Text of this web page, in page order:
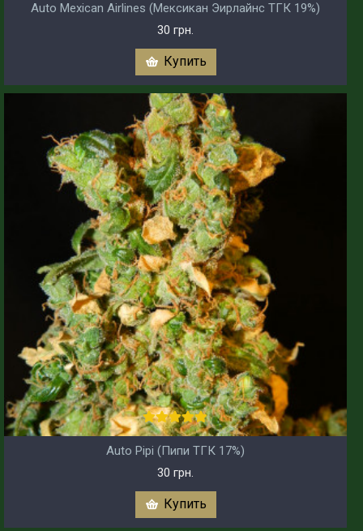
Auto Mexican Airlines (Мексикан Эирлайнс ТГК 19%)
30 грн.
Купить
Auto Pipi (Пипи ТГК 17%)
30 грн.
Купить